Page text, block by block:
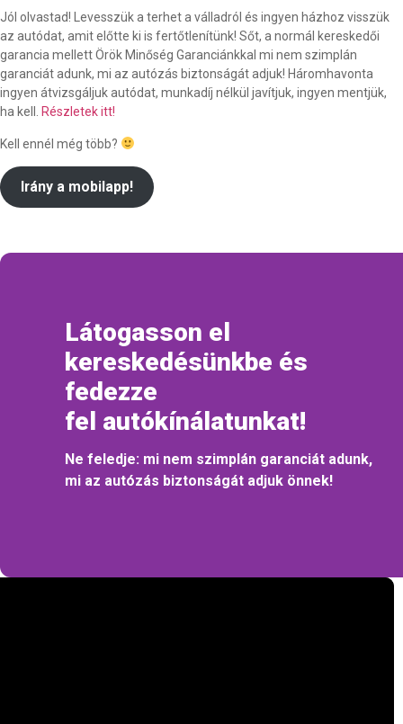
Jól olvastad! Levesszük a terhet a válladról és ingyen házhoz visszük
az autódat, amit előtte ki is fertőtlenítünk! Sőt, a normál kereskedői
garancia mellett Örök Minőség Garanciánkkal mi nem szimplán
garanciát adunk, mi az autózás biztonságát adjuk! Háromhavonta
ingyen átvizsgáljuk autódat, munkadíj nélkül javítjuk, ingyen mentjük,
ha kell.
Részletek itt!
Kell ennél még több?
Irány a mobilapp!
Látogasson el
kereskedésünkbe és
fedezze
fel autókínálatunkat!
Ne feledje: mi nem szimplán garanciát adunk,
mi az autózás biztonságát adjuk önnek!